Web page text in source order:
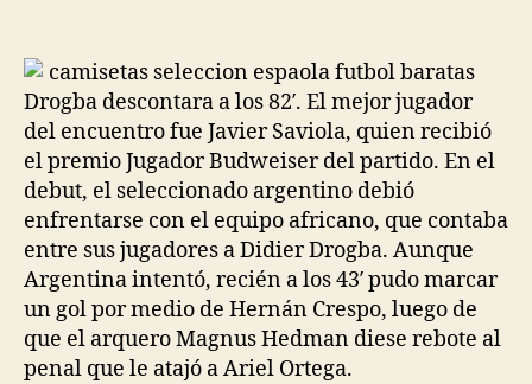
entrada
entrada
Drogba descontara a los 82′. El mejor jugador
del encuentro fue Javier Saviola, quien recibió
el premio Jugador Budweiser del partido. En el
debut, el seleccionado argentino debió
enfrentarse con el equipo africano, que contaba
entre sus jugadores a Didier Drogba. Aunque
Argentina intentó, recién a los 43′ pudo marcar
un gol por medio de Hernán Crespo, luego de
que el arquero Magnus Hedman diese rebote al
penal que le atajó a Ariel Ortega.